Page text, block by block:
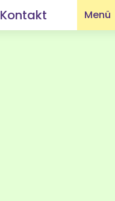
Kontakt Menü